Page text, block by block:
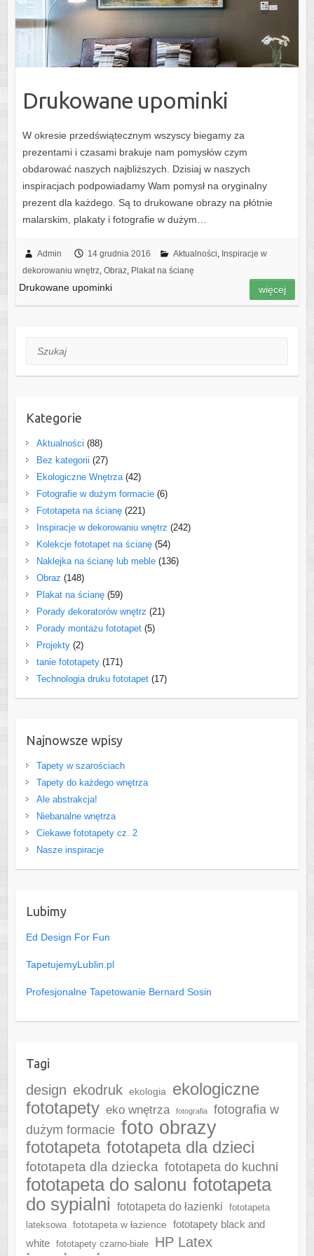
Drukowane upominki
W okresie przedświątecznym wszyscy biegamy za
prezentami i czasami brakuje nam pomysłów czym
obdarować naszych najbliższych. Dzisiaj w naszych
inspiracjach podpowiadamy Wam pomysł na oryginalny
prezent dla każdego. Są to drukowane obrazy na płótnie
malarskim, plakaty i fotografie w dużym…
Admin 14 grudnia 2016 Aktualności, Inspiracje w
dekorowaniu wnętrz, Obraz, Plakat na ścianę
Drukowane upominki więcej
Szukaj
Kategorie
Aktualności (88)
Bez kategorii (27)
Ekologiczne Wnętrza(42)
Fotografie w dużym formacie(6)
Fototapeta na ścianę(221)
Inspiracje w dekorowaniu wnętrz (242)
Kolekcje fototapet na ścianę(54)
Naklejka na ścianę lub meble(136)
Obraz (148)
Plakat na ścianę(59)
Porady dekoratorów wnętrz (21)
Porady montażu fototapet(5)
Projekty(2)
tanie fototapety(171)
Technologia druku fototapet(17)
Najnowsze wpisy
Tapety w szarościach
Tapety do każdego wnętrza
Ale abstrakcja!
Niebanalne wnętrza
Ciekawe fototapety cz. 2
Nasze inspiracje
Lubimy
Ed Design For Fun
TapetujemyLublin.pl
Profesjonalne Tapetowanie Bernard Sosin
Tagi
design ekodruk ekologia
ekologiczne
fototapety eko wnętrza fotografia
fotografia w
dużym formacie foto obrazy
fototapeta fototapeta dla dzieci
fototapeta dla dziecka fototapeta do kuchni
fototapeta do salonu fototapeta
do sypialni
fototapeta do łazienki
fototapeta
lateksowa
fototapeta w łazience
fototapety black and
white
fototapety czarno-białe HP Latex